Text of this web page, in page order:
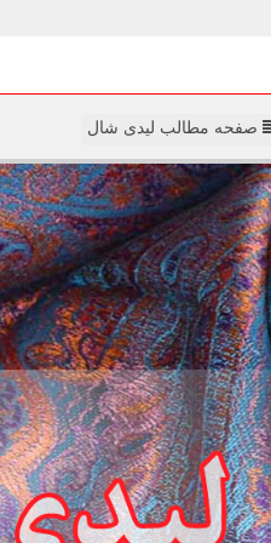
صفحه مطالب لیدی شال